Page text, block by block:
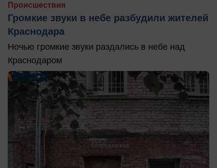
Происшествия
Громкие звуки в небе разбудили жителей
Краснодара
Ночью громкие звуки раздались в небе над
Краснодаром